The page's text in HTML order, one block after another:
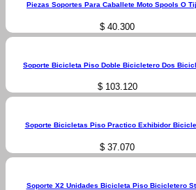
Piezas Soportes Para Caballete Moto Spools O
$ 40.300
Soporte Bicicleta Piso Doble Bicicletero Dos
$103.120
Soporte Bicicletas Piso Practico Exhibidor
$ 37.070
Soporte X2 Unidades Bicicleta Piso Bicicletero